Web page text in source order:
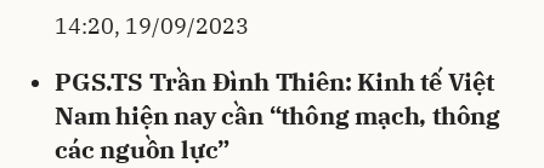
14:20, 19/09/2023
PGS.TS Trần Đình Thiên: Kinh tế Việt
Nam hiện nay cần “thông mạch, thông
các nguồn lực”